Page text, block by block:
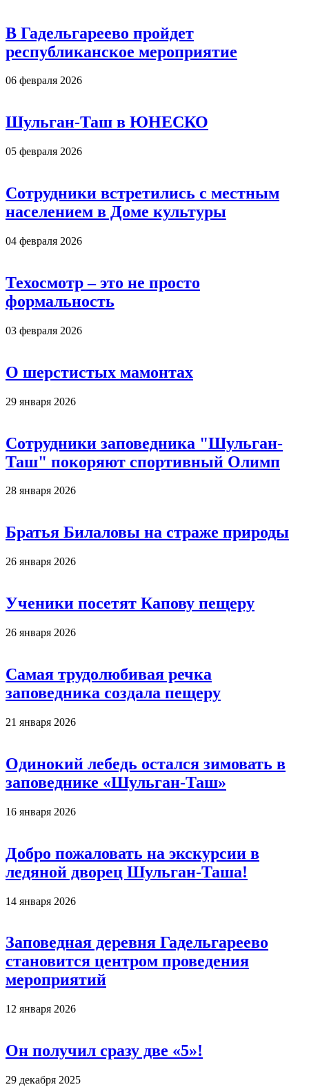
В Гадельгареево пройдет
республиканское мероприятие
06 февраля 2026
Шульган-Таш в ЮНЕСКО
05 февраля 2026
Сотрудники встретились с местным
населением в Доме культуры
04 февраля 2026
Техосмотр – это не просто
формальность
03 февраля 2026
О шерстистых мамонтах
29 января 2026
Сотрудники заповедника "Шульган-
Таш" покоряют спортивный Олимп
28 января 2026
Братья Билаловы на страже природы
26 января 2026
Ученики посетят Капову пещеру
26 января 2026
Самая трудолюбивая речка
заповедника создала пещеру
21 января 2026
Одинокий лебедь остался зимовать в
заповеднике «Шульган-Таш»
16 января 2026
Добро пожаловать на экскурсии в
ледяной дворец Шульган-Таша!
14 января 2026
Заповедная деревня Гадельгареево
становится центром проведения
мероприятий
12 января 2026
Он получил сразу две «5»!
29 декабря 2025